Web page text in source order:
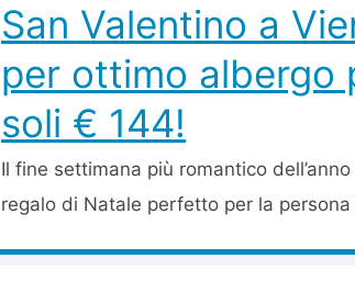
San Valentino a
per ottimo albergo
soli € 144!
Il fine settimana più romantico
regalo di Natale perfetto per la